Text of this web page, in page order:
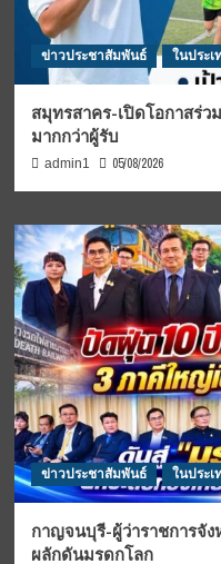
ข่าวประชาสัมพันธ์ ในประเ
สมุทรสาคร-เปิดโอกาสร่ว
มากกว่าผู้รับ
admin1 05/08/2026
ข่าวประชาสัมพันธ์ ในประเ
กาญจนบุรี-ผู้ว่าราชการจั
ผลักดันมรดกโลก